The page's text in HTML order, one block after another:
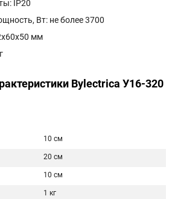
IP20
Вт: не более 3700
мм
Bylectrica У16-320
10 см
20 см
10 см
1 кг